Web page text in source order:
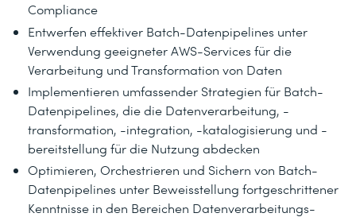
Compliance
Entwerfen effektiver Batch-Datenpipelines unter
Verwendung geeigneter AWS-Services für die
Verarbeitung und Transformation von Daten
Implementieren umfassender Strategien für Batch-
Datenpipelines, die die Datenverarbeitung, -
transformation, -integration, -katalogisierung und -
bereitstellung für die Nutzung abdecken
Optimieren, Orchestrieren und Sichern von Batch-
Datenpipelines unter Beweisstellung fortgeschrittener
Kenntnisse in den Bereichen Datenverarbeitungs-